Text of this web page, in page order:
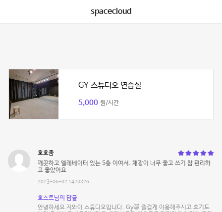
spacecloud
GY 스튜디오 연습실
5,000 원/시간
호호줌
깨끗하고 엘레베이터 있는 5층 이여서. 채광이 너무 좋고 쓰기 참 편리하
고 좋았어요
2023-06-02 14:50:26
호스트님의 답글
안녕하세요 지와이 스튜디오입니다. Gy😸 즐겁게 이용해주시고 후기도